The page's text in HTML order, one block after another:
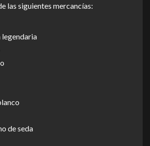
las siguientes mercancías:
legendaria
de seda